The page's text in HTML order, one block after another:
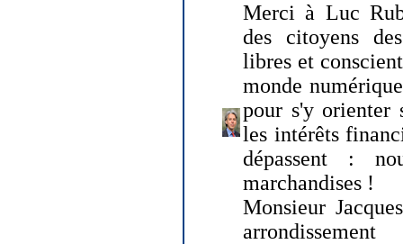
Merci à Luc
des citoyens
libres et
monde
pour s'y orienter
les intérêts
dépassent :
marchandises !
Monsieur
arrondissement